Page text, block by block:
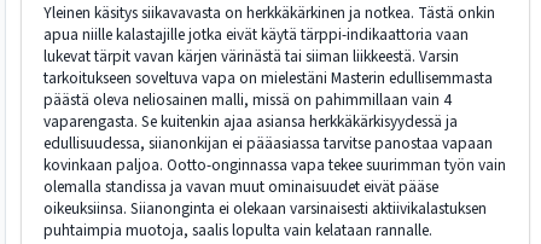
Yleinen käsitys siikavavasta on herkkäkärkinen ja notkea. Tästä onkin
apua niille kalastajille jotka eivät käytä tärppi-indikaattoria vaan
lukevat tärpit vavan kärjen värinästä tai siiman liikkeestä. Varsin
tarkoitukseen soveltuva vapa on mielestäni Masterin edullisemmasta
päästä oleva neliosainen malli, missä on pahimmillaan vain 4
vaparengasta. Se kuitenkin ajaa asiansa herkkäkärkisyydessä ja
edullisuudessa, siianonkijan ei pääasiassa tarvitse panostaa vapaan
kovinkaan paljoa. Ootto-onginnassa vapa tekee suurimman työn vain
olemalla standissa ja vavan muut ominaisuudet eivät pääse
oikeuksiinsa. Siianonginta ei olekaan varsinaisesti aktiivikalastuksen
puhtaimpia muotoja, saalis lopulta vain kelataan rannalle.